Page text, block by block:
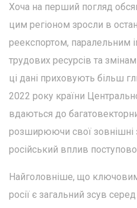
Хоча на перший погляд
цим регіоном зросли в
реекспортом, паралельним
трудових ресурсів та
ці дані приховують більш
2022 року країни
вдаються до
розширюючи свої зовнішні
російський вплив
Найголовніше, що
росії є загальний зсув